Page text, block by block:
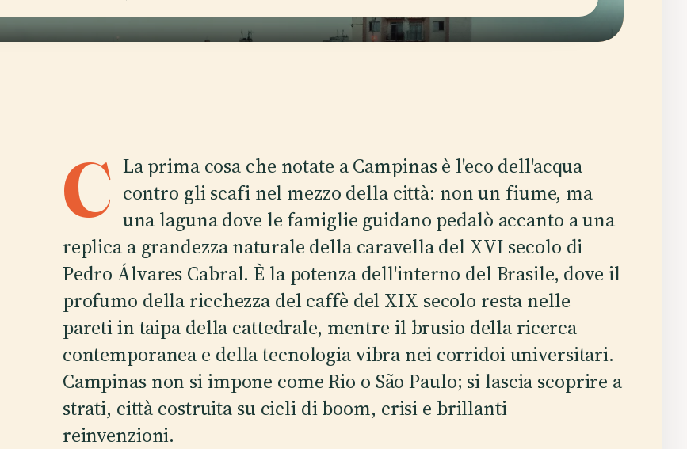
C La prima cosa che notate a Campinas è l'eco dell'acqua
contro gli scafi nel mezzo della città: non un fiume, ma
una laguna dove le famiglie guidano pedalò accanto a una
replica a grandezza naturale della caravella del XVI secolo di
Pedro Álvares Cabral. È la potenza dell'interno del Brasile, dove il
profumo della ricchezza del caffè del XIX secolo resta nelle
pareti in taipa della cattedrale, mentre il brusio della ricerca
contemporanea e della tecnologia vibra nei corridoi universitari.
Campinas non si impone come Rio o São Paulo; si lascia scoprire a
strati, città costruita su cicli di boom, crisi e brillanti
reinvenzioni.